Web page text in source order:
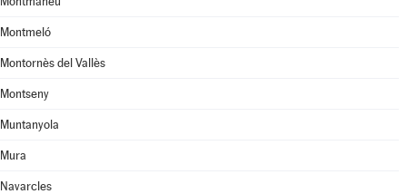
Montmeló
Montornès del Vallès
Montseny
Muntanyola
Mura
Navarcles